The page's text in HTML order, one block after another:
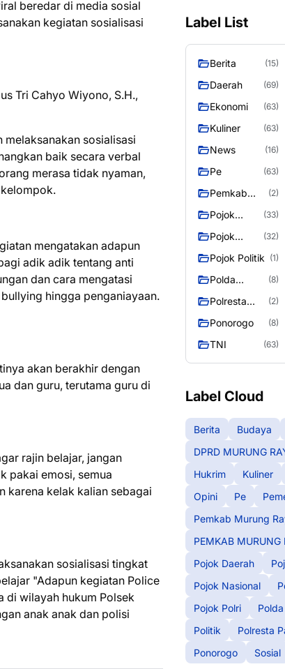
beredar di media sosial
kegiatan sosialisasi
Tri Cahyo Wiyono, S.H.,
sosialisasi
baik secara verbal
merasa tidak nyaman,
mengatakan adapun
adik adik tentang anti
dan cara mengatasi
hingga penganiayaan.
akan berakhir dengan
dan guru, terutama guru di
rajin belajar, jangan
pakai emosi, semua
karena kelak kalian sebagai
sosialisasi tingkat
"Adapun kegiatan Police
di wilayah hukum Polsek
anak anak dan polisi
Label List
Berita (15)
Daerah (69)
Ekonomi (63)
Kuliner (63)
News (16)
Pe (63)
Pemkab
Raya
(2)
Pojok
(33)
Pojok
(32)
Pojok Politik (1)
Polda
Tengah
(8)
Polresta
Raya
(2)
Ponorogo (8)
TNI (63)
Label Cloud
Berita Budaya
DPRD MURUNG
Hukrim
Kuliner
Opini
Pe
Pemkab Murung
PEMKAB MURUNG
Pojok Daerah
Pojok Nasional
Pojok Polri
Politik
Polresta
Ponorogo
Sosial